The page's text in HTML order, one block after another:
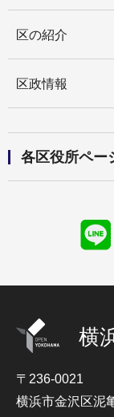
区の紹介
区政情報
各区役所ペー
横
〒236-0021
横浜市金沢区泥